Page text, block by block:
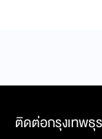
ติดต่อกรุงเทพธุ